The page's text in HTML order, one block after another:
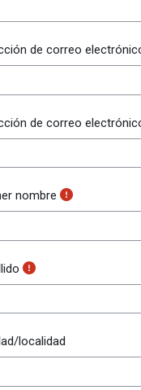
de correo
de correo
nombre
localidad